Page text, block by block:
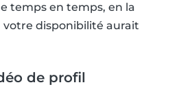
temps en temps, en la
votre disponibilité aurait
de profil